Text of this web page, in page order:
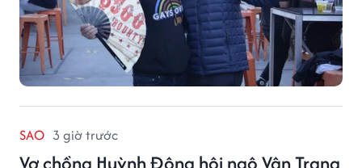
SAO 3 giờ trước
Vợ chồng Huỳnh Đông hội ngộ Vân Trang